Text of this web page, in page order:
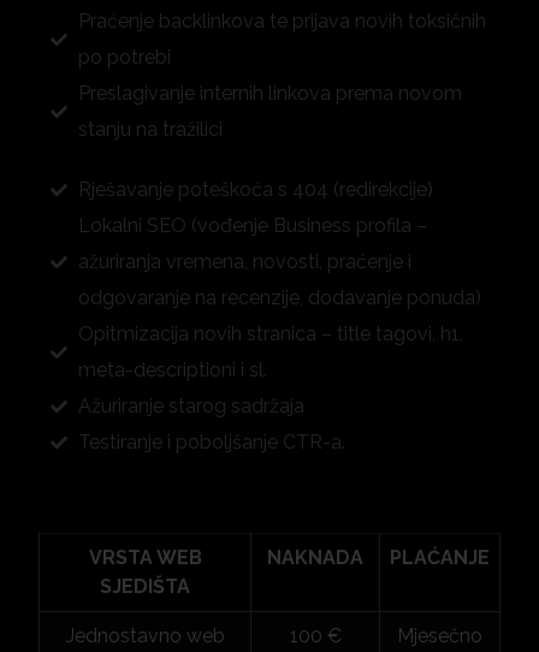
Praćenje backlinkova te prijava novih toksičnih
po potrebi
Preslagivanje internih linkova prema novom
stanju na tražilici
Rješavanje poteškoća s 404 (redirekcije)
Lokalni SEO (vođenje Business profila –
ažuriranja vremena, novosti, praćenje i
odgovaranje na recenzije, dodavanje ponuda)
Opitmizacija novih stranica – title tagovi, h1,
meta-descriptioni i sl.
Ažuriranje starog sadržaja
Testiranje i poboljšanje CTR-a.
VRSTA WEB
SJEDIŠTA
NAKNADA PLAĆANJE
Jednostavno web
100 € Mjesečno